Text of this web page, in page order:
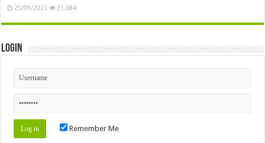
25/09/2023 31,684
Login
Remember Me